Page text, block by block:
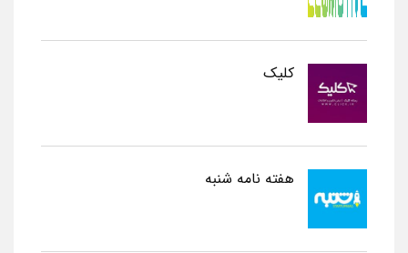
کلیک
هفته نامه شنبه